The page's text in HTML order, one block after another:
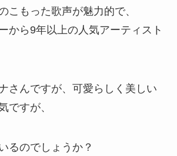
こもった歌声が魅力的で、
から9年以上の人気アーティスト
さんですが、可愛らしく美しい
ですが、
るのでしょうか？